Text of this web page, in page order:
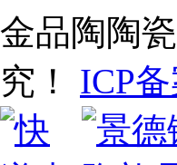
金品陶陶
究！ ICP